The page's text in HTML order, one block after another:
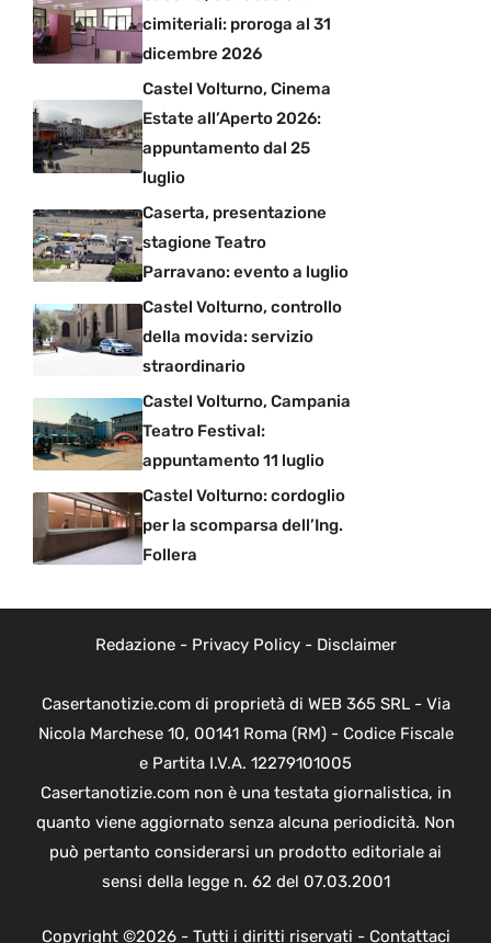
cimiteriali: proroga al 31
dicembre 2026
Castel Volturno, Cinema
Estate all’Aperto 2026:
appuntamento dal 25
luglio
Caserta, presentazione
stagione Teatro
Parravano: evento a luglio
Castel Volturno, controllo
della movida: servizio
straordinario
Castel Volturno, Campania
Teatro Festival:
appuntamento 11 luglio
Castel Volturno: cordoglio
per la scomparsa dell’Ing.
Follera
Redazione- Privacy Policy- Disclaimer
Casertanotizie.com di proprietà di WEB 365 SRL - Via
Nicola Marchese 10, 00141 Roma (RM) - Codice Fiscale
e Partita I.V.A. 12279101005
Casertanotizie.com non è una testata giornalistica, in
quanto viene aggiornato senza alcuna periodicità. Non
può pertanto considerarsi un prodotto editoriale ai
sensi della legge n. 62 del 07.03.2001
Copyright ©2026 - Tutti i diritti riservati - Contattaci